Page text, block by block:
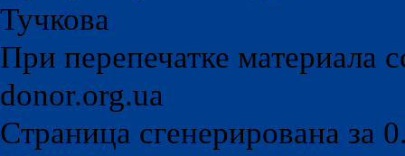
Тучкова
При перепечатке материала
donor.org.ua
Страница сгенерирована за